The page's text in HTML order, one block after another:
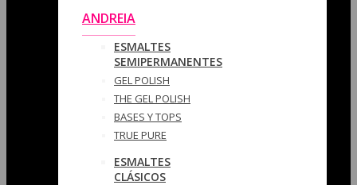
ANDREIA
ESMALTES
SEMIPERMANENTES
GEL POLISH
THE GEL POLISH
BASES Y‎ TOPS
TRUE PURE
ESMALTES
CLÁSICOS